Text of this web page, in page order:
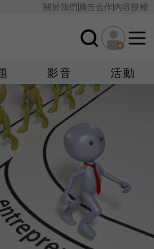
關於我們廣告合作內容授權
影音 活動